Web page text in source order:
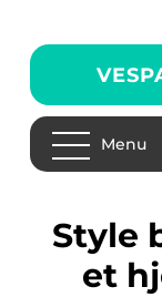
Menu
Style bolig: slik skapes
et